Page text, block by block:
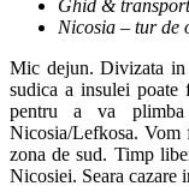
Ghid &
Nicosia – tur de
Mic dejun. Divizata in
sudica a insulei poate
pentru a va
Nicosia/Lefkosa. Vom
zona de sud. Timp
Nicosiei. Seara cazare